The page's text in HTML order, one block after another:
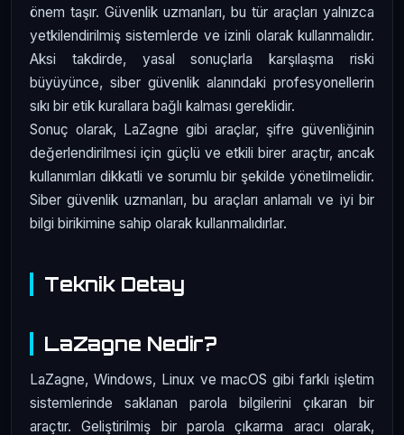
önem taşır. Güvenlik uzmanları, bu tür araçları yalnızca
yetkilendirilmiş sistemlerde ve izinli olarak kullanmalıdır.
Aksi takdirde, yasal sonuçlarla karşılaşma riski
büyüyünce, siber güvenlik alanındaki profesyonellerin
sıkı bir etik kurallara bağlı kalması gereklidir.
Sonuç olarak, LaZagne gibi araçlar, şifre güvenliğinin
değerlendirilmesi için güçlü ve etkili birer araçtır, ancak
kullanımları dikkatli ve sorumlu bir şekilde yönetilmelidir.
Siber güvenlik uzmanları, bu araçları anlamalı ve iyi bir
bilgi birikimine sahip olarak kullanmalıdırlar.
Teknik Detay
LaZagne Nedir?
LaZagne, Windows, Linux ve macOS gibi farklı işletim
sistemlerinde saklanan parola bilgilerini çıkaran bir
araçtır. Geliştirilmiş bir parola çıkarma aracı olarak,